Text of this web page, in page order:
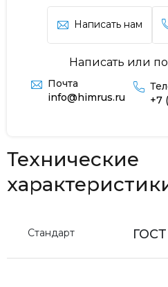
Написать нам
Написать или
Почта
info@himrus.ru
+7
Технические
Стандарт